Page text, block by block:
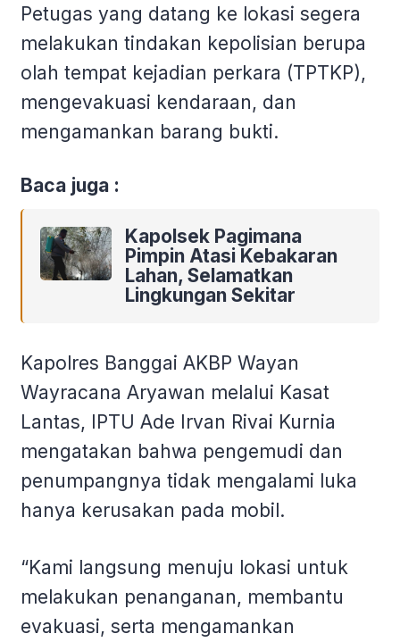
Petugas yang datang ke lokasi segera
melakukan tindakan kepolisian berupa
olah tempat kejadian perkara (TPTKP),
mengevakuasi kendaraan, dan
mengamankan barang bukti.
Baca juga :
Kapolsek Pagimana
Pimpin Atasi Kebakaran
Lahan, Selamatkan
Lingkungan Sekitar
Kapolres Banggai AKBP Wayan
Wayracana Aryawan melalui Kasat
Lantas, IPTU Ade Irvan Rivai Kurnia
mengatakan bahwa pengemudi dan
penumpangnya tidak mengalami luka
hanya kerusakan pada mobil.
“Kami langsung menuju lokasi untuk
melakukan penanganan, membantu
evakuasi, serta mengamankan